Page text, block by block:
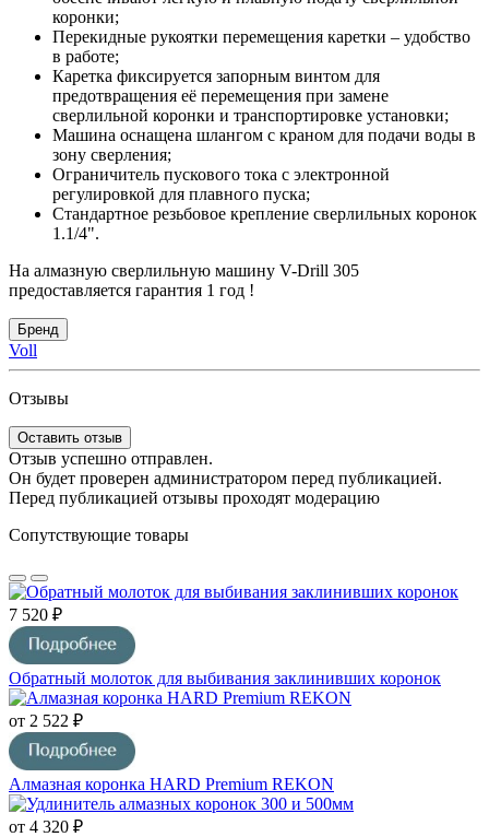
коронки;
Перекидные рукоятки перемещения каретки – удобство
в работе;
Каретка фиксируется запорным винтом для
предотвращения её перемещения при замене
сверлильной коронки и транспортировке установки;
Машина оснащена шлангом с краном для подачи воды в
зону сверления;
Ограничитель пускового тока с электронной
регулировкой для плавного пуска;
Стандартное резьбовое крепление сверлильных коронок
1.1/4".
На алмазную сверлильную машину V-Drill 305
предоставляется гарантия 1 год !
Бренд
Voll
Отзывы
Оставить отзыв
Отзыв успешно отправлен.
Он будет проверен администратором перед публикацией.
Перед публикацией отзывы проходят модерацию
Сопутствующие товары
7 520 ₽
Обратный молоток для выбивания заклинивших коронок
от 2 522 ₽
Алмазная коронка HARD Premium REKON
от 4 320 ₽